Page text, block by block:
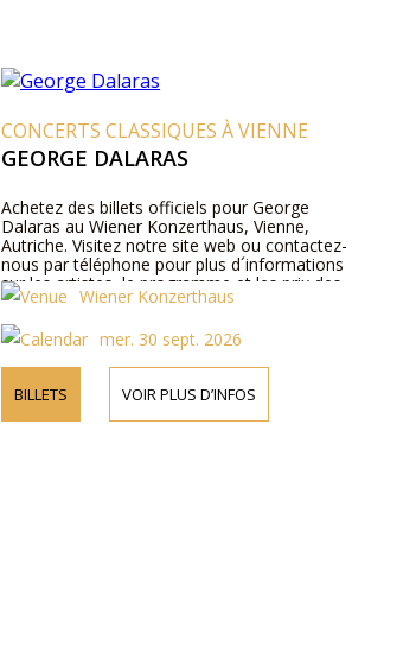
CONCERTS CLASSIQUES À VIENNE
GEORGE DALARAS
Achetez des billets officiels pour George
Dalaras au Wiener Konzerthaus, Vienne,
Autriche. Visitez notre site web ou contactez-
nous par téléphone pour plus d´informations
sur les artistes, le programme et les prix des
billets.
Wiener Konzerthaus
mer. 30 sept. 2026
BILLETS VOIR PLUS D’INFOS